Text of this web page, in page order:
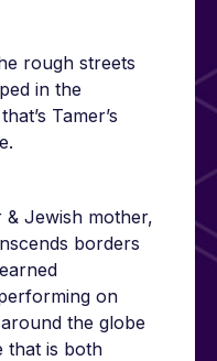
rough streets
in the
Tamer’s
Jewish mother,
borders
on
the globe
that is both